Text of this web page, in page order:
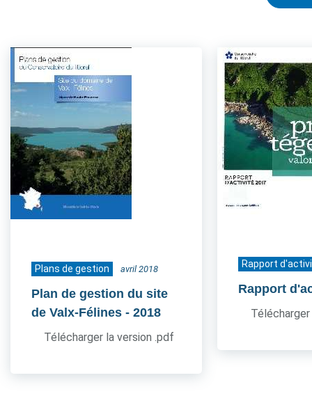
Plans de gestion avril 2018
Plan de gestion du site
de Valx-Félines - 2018
Télécharger la version .pdf
Rapport
Rapport